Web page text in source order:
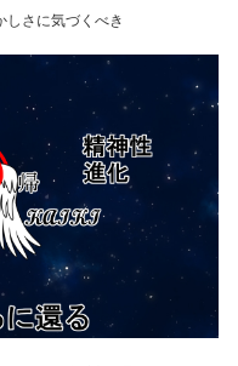
しさに気づくべき